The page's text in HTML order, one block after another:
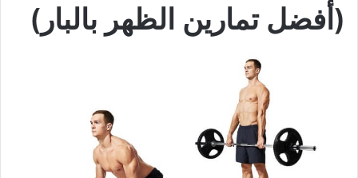
(أفضل تمارين الظهر بالبار)